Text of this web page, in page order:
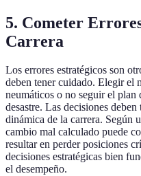
5. Cometer
Carrera
Los errores estratégicos son
deben tener cuidado. Elegir el
neumáticos o no seguir el plan
desastre. Las decisiones
dinámica de la carrera. Según
cambio mal calculado puede
resultar en perder posiciones
decisiones estratégicas bien
el desempeño.